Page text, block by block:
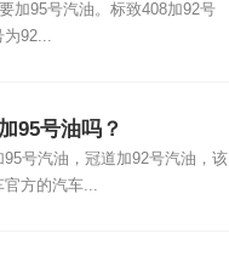
加95号汽油。标致408加92号
为92...
95号油吗？
号汽油，冠道加92号汽油，该
官方的汽车...